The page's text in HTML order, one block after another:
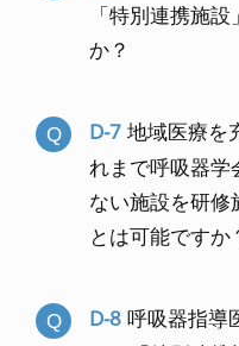
「特別連携施
か？
D-7 地域医療を
れまで呼吸器学
ない施設を研修
とは可能ですか
D-8 呼吸器指導